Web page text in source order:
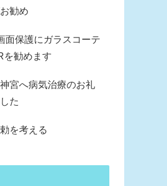
勧め
面保護にガラスコーテ
を勧めます
宮へ病気治療のお礼
た
を考える